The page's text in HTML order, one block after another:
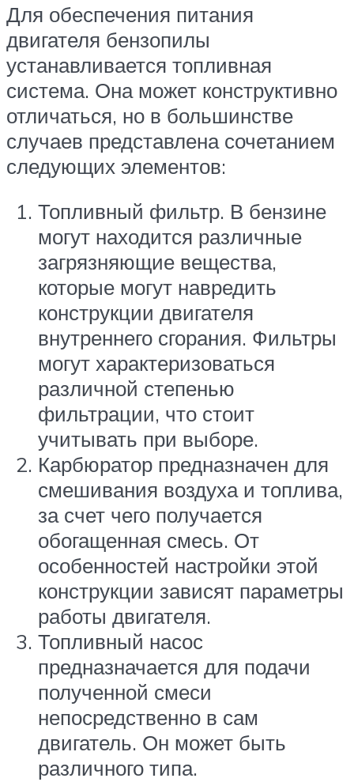
Для обеспечения питания
двигателя бензопилы
устанавливается топливная
система. Она может конструктивно
отличаться, но в большинстве
случаев представлена сочетанием
следующих элементов:
Топливный фильтр. В бензине
могут находится различные
загрязняющие вещества,
которые могут навредить
конструкции двигателя
внутреннего сгорания. Фильтры
могут характеризоваться
различной степенью
фильтрации, что стоит
учитывать при выборе.
Карбюратор предназначен для
смешивания воздуха и топлива,
за счет чего получается
обогащенная смесь. От
особенностей настройки этой
конструкции зависят параметры
работы двигателя.
Топливный насос
предназначается для подачи
полученной смеси
непосредственно в сам
двигатель. Он может быть
различного типа.